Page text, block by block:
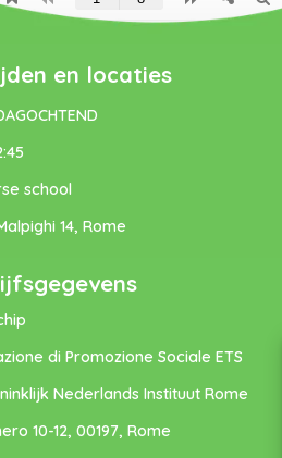
en locaties
school
14, Rome
di Promozione Sociale ETS
Nederlands Instituut Rome
10-12, 00197, Rome